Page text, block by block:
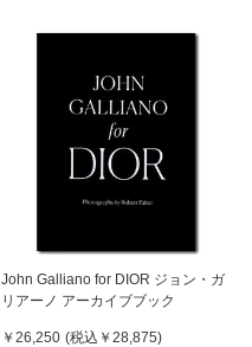
John Galliano for DIOR ジョン・ガ
リアーノ アーカイブブック
￥26,250 (税込 ￥28,875)